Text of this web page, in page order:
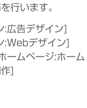
行います。
:広告デザイン]
:Webデザイン]
ームページ:ホーム
]